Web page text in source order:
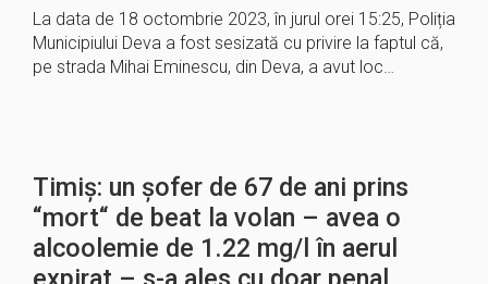
La data de 18 octombrie 2023, în jurul orei 15:25, Poliția
Municipiului Deva a fost sesizată cu privire la faptul că,
pe strada Mihai Eminescu, din Deva, a avut loc…
Timiș: un șofer de 67 de ani prins
“mort“ de beat la volan – avea o
alcoolemie de 1.22 mg/l în aerul